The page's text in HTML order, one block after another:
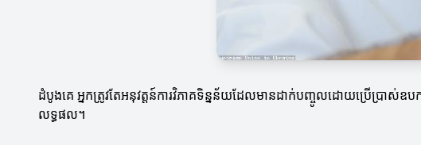
ដំបូងគេ អ្នកត្រូវតែអនុវត្តន៍ការវិភាគទិន្នន័យដែលមានដាក់បញ្ចូលដោយប្រើប្រាស់
លទ្ធផល។